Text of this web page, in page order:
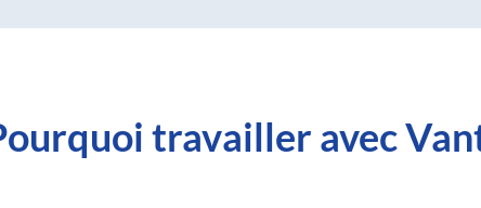
travailler avec